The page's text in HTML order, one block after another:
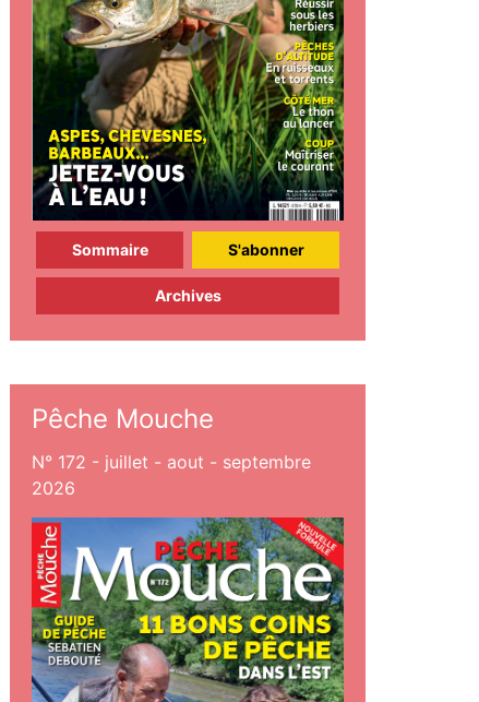
Sommaire S'abonner
Archives
Pêche Mouche
N° 172 - juillet - aout - septembre
2026